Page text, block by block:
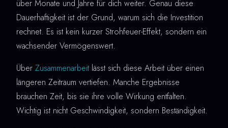
über Monate und Jahre für dich weiter. Genau diese
Dauerhaftigkeit ist der Grund, warum sich die Investition
rechnet. Es ist kein kurzer Strohfeuer-Effekt, sondern ein
wachsender Vermögenswert.
Über Zusammenarbeit lässt sich diese Arbeit über einen
längeren Zeitraum vertiefen. Manche Ergebnisse
brauchen Zeit, bis sie ihre volle Wirkung entfalten.
Wichtig ist nicht Geschwindigkeit, sondern Beständigkeit.